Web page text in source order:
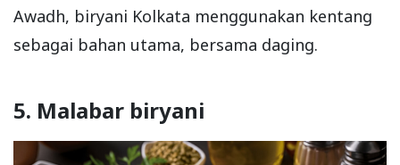
Awadh, biryani Kolkata menggunakan kentang
sebagai bahan utama, bersama daging.
5. Malabar biryani